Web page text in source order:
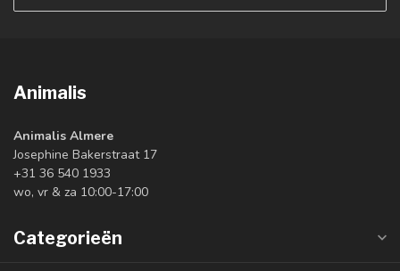
Animalis
Animalis Almere
Josephine Bakerstraat 17
+31 36 540 1933
wo, vr & za 10:00-17:00
Categorieën